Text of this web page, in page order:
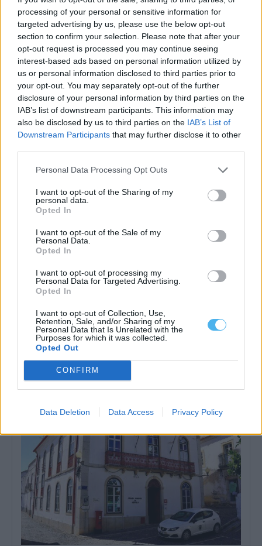
processing of your personal or sensitive information for
targeted advertising by us, please use the below opt-out
section to confirm your selection. Please note that after your
opt-out request is processed you may continue seeing
interest-based ads based on personal information utilized by
us or personal information disclosed to third parties prior to
your opt-out. You may separately opt-out of the further
disclosure of your personal information by third parties on the
IAB’s list of downstream participants. This information may
also be disclosed by us to third parties on the IAB’s List of
Downstream Participants that may further disclose it to other
Personal Data Processing Opt Outs
I want to opt-out of the Sharing of my
personal data.
Opted In
I want to opt-out of the Sale of my
Personal Data.
Opted In
I want to opt-out of processing my
Personal Data for Targeted Advertising.
Opted In
I want to opt-out of Collection, Use,
Retention, Sale, and/or Sharing of my
Personal Data that Is Unrelated with the
Purposes for which it was collected.
Opted Out
CONFIRM
Data Deletion Data Access Privacy Policy
CT da Petrogal desafia Montenegro a tomar “posição clara”
sobre acordo Galp-Moeve
5 Agosto, 2026 - 17:56
O comboio já circula na Linha Évora/Caia, mas ainda em testes
(c/fotos)
Os primeiros ensaios da ligação ferroviária entre Évora e Caia
(Elvas) começaram com uma...